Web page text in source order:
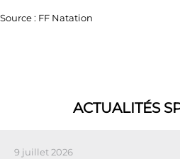
Source : FF Natation
ACTUALITÉS
9 juillet 2026